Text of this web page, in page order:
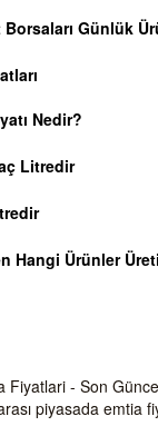
Günlük
Nedir?
Litredir
Hangi Ürünler
Fiyatlari - Son
piyasada emtia